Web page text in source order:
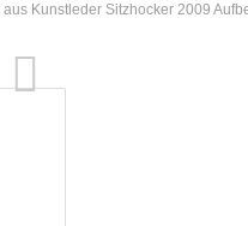
aus Kunstleder Sitzhocker 2009